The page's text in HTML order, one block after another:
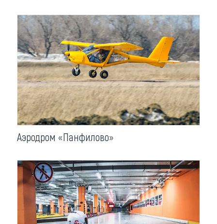
Аэродром «Панфилово»